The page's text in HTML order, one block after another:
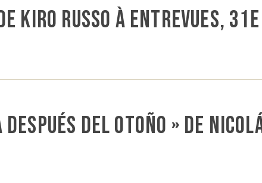
Kiro Russo à Entrevues,
del otoño » de